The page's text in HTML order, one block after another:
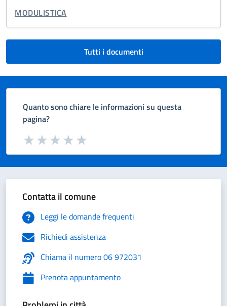
TIPO DI DOCUMENTO:
MODULISTICA
Tutti i documenti
Quanto sono chiare le informazioni su questa
pagina?
Valuta da 1 a 5 stelle la pagina
Valuta 5 stelle su 5
Valuta 4 stelle su 5
Valuta 3 stelle su 5
Valuta 2 stelle su 5
Valuta 1 stelle su 5
Contatta il comune
Leggi le domande frequenti
Richiedi assistenza
Chiama il numero 06 972031
Prenota appuntamento